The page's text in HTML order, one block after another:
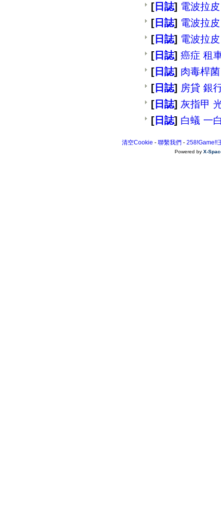
[日誌] 電波拉
[日誌] 電波拉
[日誌] 電波拉
[日誌] 癌症 租
[日誌] 肉毒桿
[日誌] 房貸 銀
[日誌] 灰指甲
[日誌] 白蟻 一
清空Cookie - 聯繫我們 - 258!Game!!
Powered by X-